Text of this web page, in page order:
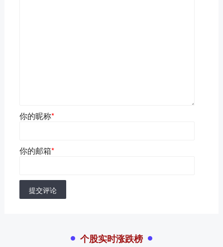
你的昵称*
你的邮箱*
提交评论
个股实时涨跌榜